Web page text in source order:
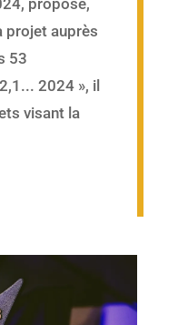
propose,
projet auprès
53
2024 », il
visant la